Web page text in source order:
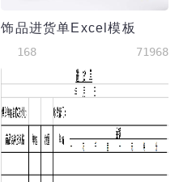
饰品进货单Excel模板
168 71968